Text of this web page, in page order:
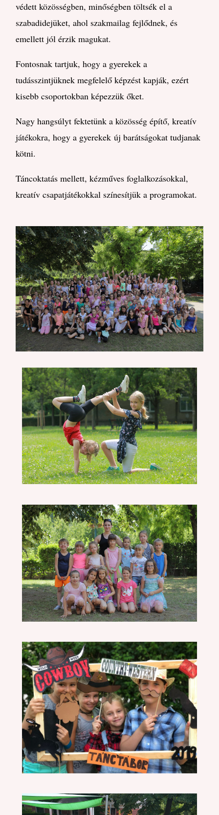
védett közösségben, minőségben töltsék el a
szabadidejüket, ahol szakmailag fejlődnek, és
emellett jól érzik magukat.
Fontosnak tartjuk, hogy a gyerekek a
tudásszintjüknek megfelelő képzést kapják, ezért
kisebb csoportokban képezzük őket.
Nagy hangsúlyt fektetünk a közösség építő, kreatív
játékokra, hogy a gyerekekúj barátságokat tudjanak
kötni.
Táncoktatás mellett, kézműves foglalkozásokkal,
kreatív csapatjátékokkal színesítjük a programokat.